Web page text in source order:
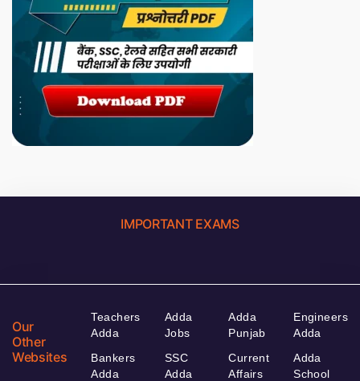
IMPORTANT EXAMS
Our
Other
Websites
Teachers
Adda
Bankers
Adda
Adda
Jobs
SSC
Adda
Adda
Punjab
Current
Affairs
Engineers
Adda
Adda
School